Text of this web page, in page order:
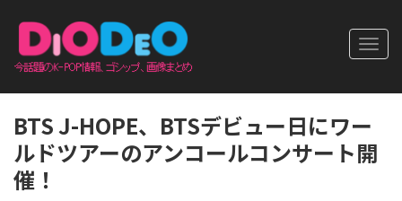
BTS J-HOPE、BTSデビュー日にワー
ルドツアーのアンコールコンサート開
催！